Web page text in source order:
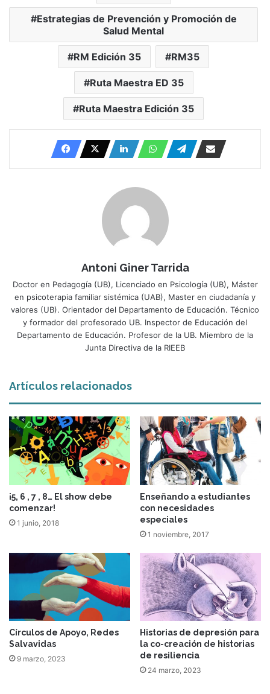
Estrategias de Prevención y Promoción de
Salud Mental
RM Edición 35 RM35
Ruta Maestra ED 35
Ruta Maestra Edición 35
Antoni Giner Tarrida
Doctor en Pedagogía (UB), Licenciado en Psicología (UB), Máster
en psicoterapia familiar sistémica (UAB), Master en ciudadanía y
valores (UB). Orientador del Departamento de Educación. Técnico
y formador del profesorado UB. Inspector de Educación del
Departamento de Educación. Profesor de la UB. Miembro de la
Junta Directiva de la RIEEB
Artículos relacionados
¡5, 6 , 7 , 8… El show debe
comenzar!
1 junio, 2018
Enseñando a estudiantes
con necesidades
especiales
1 noviembre, 2017
Círculos de Apoyo, Redes
Salvavidas
9 marzo, 2023
Historias de depresión para
la co-creación de historias
de resiliencia
24 marzo, 2023